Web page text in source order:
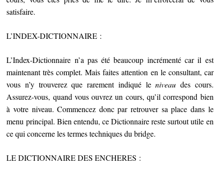
satisfaire.
L’INDEX-DICTIONNAIRE :
L’Index-Dictionnaire n’a pas été beaucoup incrémenté car il est
maintenant très complet. Mais faites attention en le consultant, car
vous n’y trouverez que rarement indiqué leniveau des cours.
Assurez-vous, quand vous ouvrez un cours, qu’il correspond bien
à votre niveau. Commencez donc par retrouver sa place dans le
menu principal. Bien entendu, ce Dictionnaire reste surtout utile en
ce qui concerne les termes techniques du bridge.
LE DICTIONNAIRE DES ENCHERES :